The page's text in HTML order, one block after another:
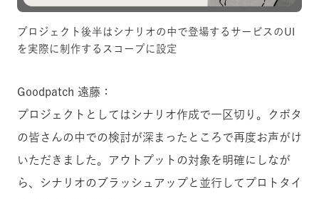
プロジェクト後半はシナリオの中で登場するサービスのUI
を実際に制作するスコープに設定
Goodpatch 遠藤：
プロジェクトとしてはシナリオ作成で一区切り。クボタ
の皆さんの中での検討が深まったところで再度お声がけ
いただきました。アウトプットの対象を明確にしなが
ら、シナリオのブラッシュアップと並行してプロトタイ